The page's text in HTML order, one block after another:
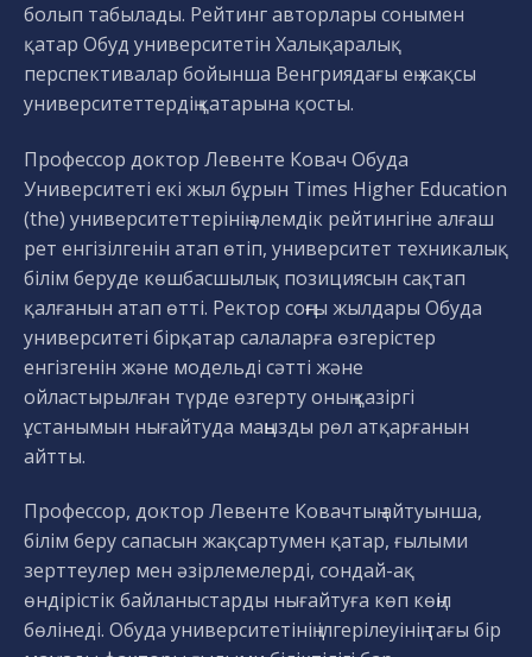
болып табылады. Рейтинг авторлары сонымен
қатар Обуд университетін Халықаралық
перспективалар бойынша Венгриядағы ең жақсы
университеттердің қатарына қосты.
Профессор доктор Левенте Ковач Обуда
Университеті екі жыл бұрын Times Higher Education
(the) университеттерінің әлемдік рейтингіне алғаш
рет енгізілгенін атап өтіп, университет техникалық
білім беруде көшбасшылық позициясын сақтап
қалғанын атап өтті. Ректор соңғы жылдары Обуда
университеті бірқатар салаларға өзгерістер
енгізгенін және модельді сәтті және
ойластырылған түрде өзгерту оның қазіргі
ұстанымын нығайтуда маңызды рөл атқарғанын
айтты.
Профессор, доктор Левенте Ковачтың айтуынша,
білім беру сапасын жақсартумен қатар, ғылыми
зерттеулер мен әзірлемелерді, сондай-ақ
өндірістік байланыстарды нығайтуға көп көңіл
бөлінеді. Обуда университетінің ілгерілеуінің тағы бір